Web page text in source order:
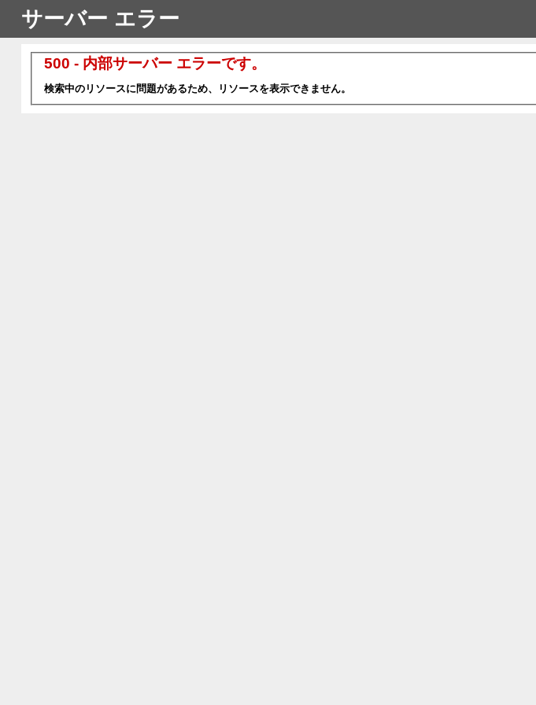
サーバー エラー
500 - 内部サーバー エラーです。
検索中のリソースに問題があるため、リソースを表示できません。